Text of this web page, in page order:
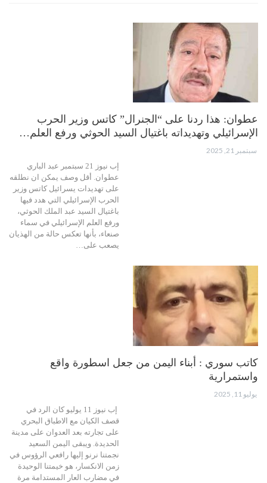
عطوان: هذا ردنا على “الجنرال” كاتس وزير الحرب
الإسرائيلي وتهديداته باغتيال السيد الحوثي ورفع العلم…
سبتمبر 21, 2025
إب نيوز 21 سبتمبر عبد الباري
عطوان. أقل وصف يمكن ان نطلقه
على تهديدات يسرائيل كاتس وزير
الحرب الإسرائيلي التي هدد فيها
باغتيال السيد عبد الملك الحوثي،
ورفع العلم الإسرائيلي في سماء
صنعاء، بأنها تعكس حالة من الهذيان
يصعب على…
كاتب سوري : أبناء اليمن من جعل اسطورة واقع
واستمرارية
يوليو 11, 2025
إب نيوز 11 يوليو كان الرد في
قصف الكيان مع الاطباق البحري
على تجارته بعد العدوان على مدينة
الحديدة. ويبقى اليمن السعيد
نجمتنا نرنو إليها رافعي الرؤوس في
زمن الانكسار، هو خيمتنا الوحيدة
في مضارب العار المستدامة مرة